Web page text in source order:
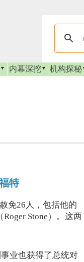
内幕深挖 机构探秘
特
免26人，包括他的
Stone）。这两
业也获得了总统对